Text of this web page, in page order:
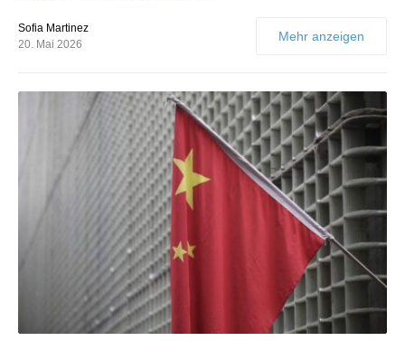
Sofia Martinez
20. Mai 2026
Mehr anzeigen